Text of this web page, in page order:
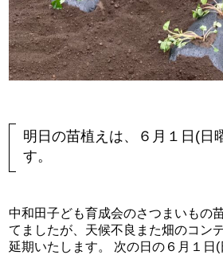
明日の苗植えは、６月１日(日
す。
中和田子ども育成会のさつまいもの
てましたが、天候不良また畑のコン
延期いたします。 次の日の６月１日(